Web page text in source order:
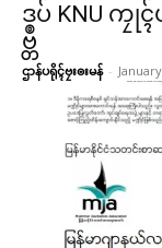
ဒပ် KNU ကၠုၚ်
ဗ္တဳ
ဌာန်ပရိုၚ်ဗၠးၜးမန် -